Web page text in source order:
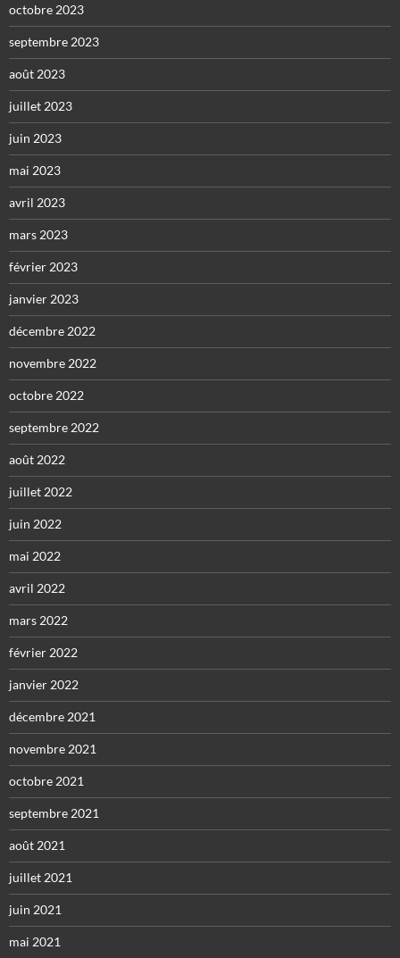
octobre 2023
septembre 2023
août 2023
juillet 2023
juin 2023
mai 2023
avril 2023
mars 2023
février 2023
janvier 2023
décembre 2022
novembre 2022
octobre 2022
septembre 2022
août 2022
juillet 2022
juin 2022
mai 2022
avril 2022
mars 2022
février 2022
janvier 2022
décembre 2021
novembre 2021
octobre 2021
septembre 2021
août 2021
juillet 2021
juin 2021
mai 2021